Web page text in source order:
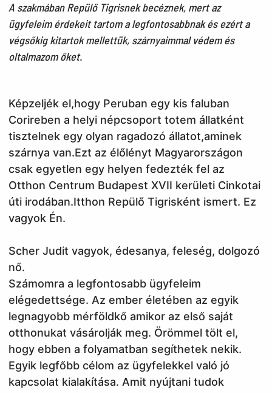
A szakmában Repülő Tigrisnek becéznek, mert az
ügyfeleim érdekeit tartom a legfontosabbnak és ezért a
végsőkig kitartok mellettük, szárnyaimmal védem és
oltalmazom őket.
Képzeljék el,hogy Peruban egy kis faluban
Corireben a helyi népcsoport totem állatként
tisztelnek egy olyan ragadozó állatot,aminek
szárnya van.Ezt az élőlényt Magyarországon
csak egyetlen egy helyen fedezték fel az
Otthon Centrum Budapest XVII kerületi Cinkotai
úti irodában.Itthon Repülő Tigrisként ismert. Ez
vagyok Én.
Scher Judit vagyok, édesanya, feleség, dolgozó
nő.
Számomra a legfontosabb ügyfeleim
elégedettsége. Az ember életében az egyik
legnagyobb mérföldkő amikor az első saját
otthonukat vásárolják meg. Örömmel tölt el,
hogy ebben a folyamatban segíthetek nekik.
Egyik legfőbb célom az ügyfelekkel való jó
kapcsolat kialakítása. Amit nyújtani tudok